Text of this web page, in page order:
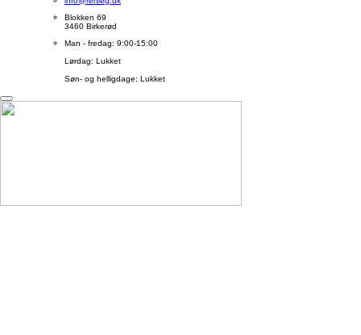
Blokken 69
3460 Birkerød
Man - fredag: 9:00-15:00
Lørdag: Lukket
Søn- og helligdage: Lukket